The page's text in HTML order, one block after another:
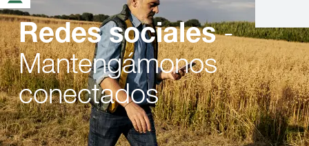
Redes sociales-
Mantengámonos
conectados